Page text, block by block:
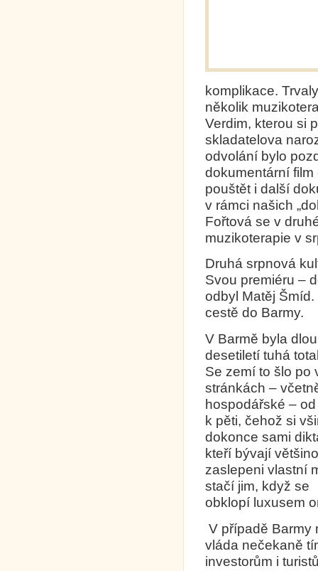
komplikace.
několik
Verdim, kterou si
skladatelova
odvolání bylo
dokumentární
pouštět i další
v rámci našich
Fořtová se v
muzikoterapie v
Druhá srpnová
Svou premiéru –
odbyl Matěj
cestě do Barmy.
V Barmě byla
desetiletí tuhá
Se zemí to šlo po
stránkách –
hospodářské –
k pěti, čehož si
dokonce sami
kteří bývají
zaslepeni vlastní
stačí jim, když se
obklopí luxusem
V případě Barmy
vláda nečekaně
investorům i